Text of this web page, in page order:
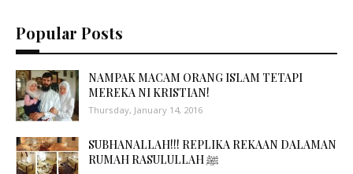
Popular Posts
NAMPAK MACAM ORANG ISLAM TETAPI
MEREKA NI KRISTIAN!
Thursday, January 14, 2016
SUBHANALLAH!!! REPLIKA REKAAN DALAMAN
RUMAH RASULULLAH ﷺ